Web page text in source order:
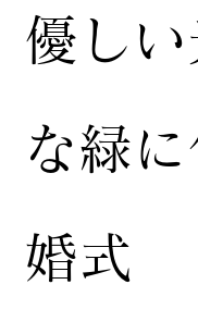
優し
な緑
婚式